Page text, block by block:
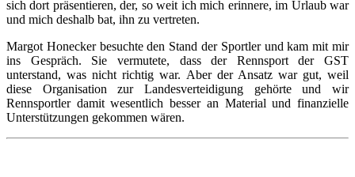
sich dort präsentieren, der, so weit ich mich erinnere, im Urlaub war
und mich deshalb bat, ihn zu vertreten.
Margot Honecker besuchte den Stand der Sportler und kam mit mir
ins Gespräch. Sie vermutete, dass der Rennsport der GST
unterstand, was nicht richtig war. Aber der Ansatz war gut, weil
diese Organisation zur Landesverteidigung gehörte und wir
Rennsportler damit wesentlich besser an Material und finanzielle
Unterstützungen gekommen wären.